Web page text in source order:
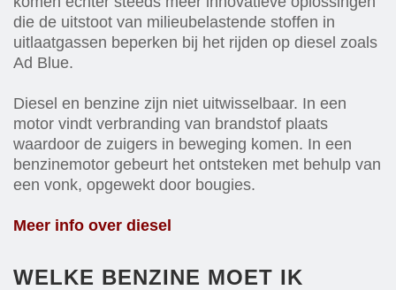
die de uitstoot van milieubelastende stoffen in
uitlaatgassen beperken bij het rijden op diesel zoals
Ad Blue.
Diesel en benzine zijn niet uitwisselbaar. In een
motor vindt verbranding van brandstof plaats
waardoor de zuigers in beweging komen. In een
benzinemotor gebeurt het ontsteken met behulp van
een vonk, opgewekt door bougies.
Meer info over diesel
WELKE BENZINE MOET IK